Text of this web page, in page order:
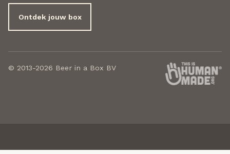
Ontdek jouw box
© 2013-2026 Beer in a Box BV